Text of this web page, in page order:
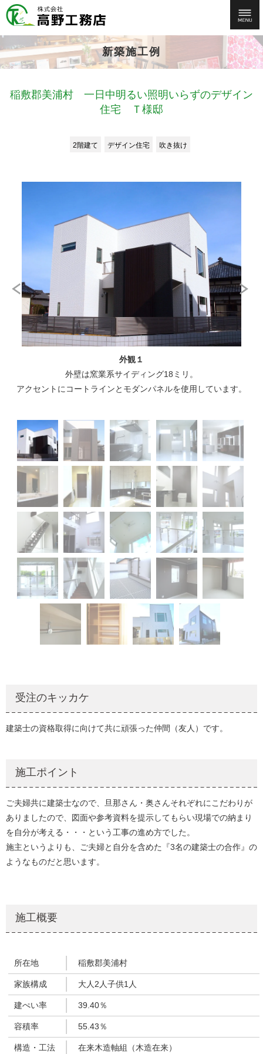
新築施工例
稲敷郡美浦村 一日中明るい照明いらずのデザイン
住宅 Ｔ様邸
2階建て デザイン住宅 吹き抜け
外観１
外壁は窯業系サイディング18ミリ。
アクセントにコートラインとモダンパネルを使用しています。
受注のキッカケ
建築士の資格取得に向けて共に頑張った仲間（友人）です。
施工ポイント
ご夫婦共に建築士なので、旦那さん・奥さんそれぞれにこだわりが
ありましたので、図面や参考資料を提示してもらい現場での納まり
を自分が考える・・・という工事の進め方でした。
施主というよりも、ご夫婦と自分を含めた『3名の建築士の合作』の
ようなものだと思います。
施工概要
所在地 稲敷郡美浦村
家族構成 大人2人子供1人
建ぺい率 39.40％
容積率 55.43％
構造・工法 在来木造軸組（木造在来）